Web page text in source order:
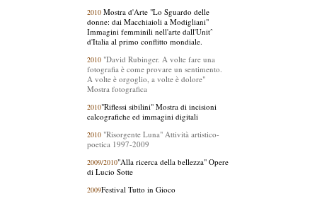
2010Mostra d'Arte "Lo Sguardo delle
donne: dai Macchiaioli a Modigliani"
Immagini femminili nell'arte dall'Unitˆ
d'Italia al primo conflitto mondiale.
2010 "David Rubinger. A volte fare una
fotografia è come provare un sentimento.
A volte è orgoglio, a volte è dolore"
Mostra fotografica
2010"Riflessi sibilini" Mostra di incisioni
calcografiche ed immagini digitali
2010 "Risorgente Luna" Attività artistico-
poetica 1997-2009
2009/2010"Alla ricerca della bellezza" Opere
di Lucio Sotte
2009Festival Tutto in Gioco